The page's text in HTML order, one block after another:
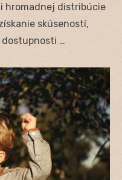
hromadnej distribúcie
skúseností,
…